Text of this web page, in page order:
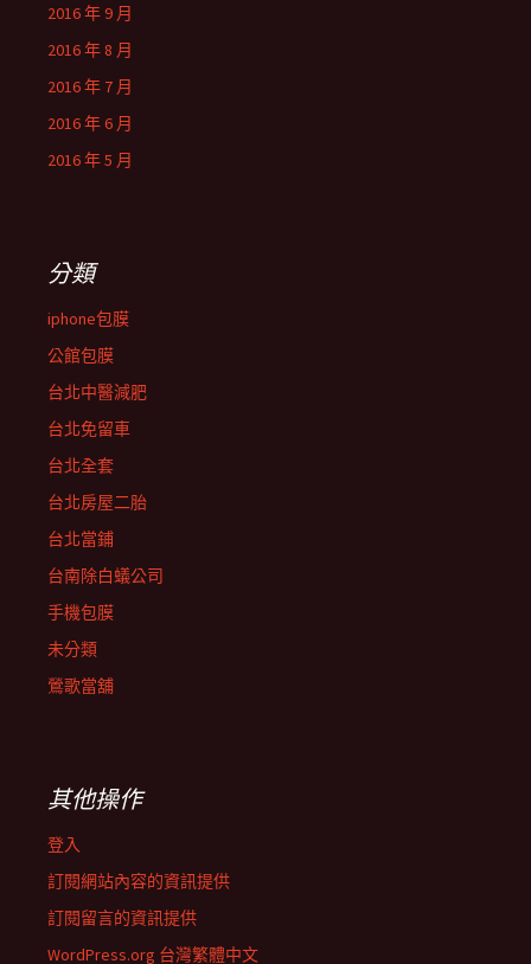
2016 年 9 月
2016 年 8 月
2016 年 7 月
2016 年 6 月
2016 年 5 月
分類
iphone包膜
公館包膜
台北中醫減肥
台北免留車
台北全套
台北房屋二胎
台北當鋪
台南除白蟻公司
手機包膜
未分類
鶯歌當舖
其他操作
登入
訂閱網站內容的資訊提供
訂閱留言的資訊提供
WordPress.org 台灣繁體中文